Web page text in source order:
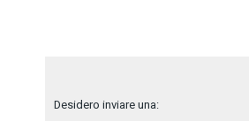
Desidero inviare una: